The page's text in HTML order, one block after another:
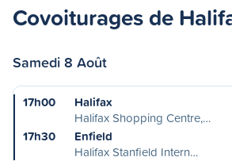
Covoiturages de
Samedi 8 Août
17h00
Halifax
Halifax Shopping Centre,…
17h30
Enfield
Halifax Stanfield Intern…